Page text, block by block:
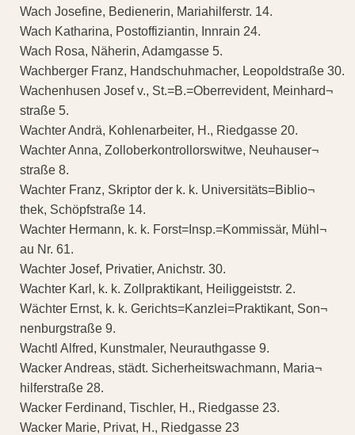
Wach Josefine, Bedienerin, Mariahilferstr. 14.
Wach Katharina, Postoffiziantin, Innrain 24.
Wach Rosa, Näherin, Adamgasse 5.
Wachberger Franz, Handschuhmacher, Leopoldstraße 30.
Wachenhusen Josef v., St.=B.=Oberrevident, Meinhard¬
straße 5.
Wachter Andrä, Kohlenarbeiter, H., Riedgasse 20.
Wachter Anna, Zolloberkontrollorswitwe, Neuhauser¬
straße 8.
Wachter Franz, Skriptor der k. k. Universitäts=Biblio¬
thek, Schöpfstraße 14.
Wachter Hermann, k. k. Forst=Insp.=Kommissär, Mühl¬
au Nr. 61.
Wachter Josef, Privatier, Anichstr. 30.
Wachter Karl, k. k. Zollpraktikant, Heiliggeiststr. 2.
Wächter Ernst, k. k. Gerichts=Kanzlei=Praktikant, Son¬
nenburgstraße 9.
Wachtl Alfred, Kunstmaler, Neurauthgasse 9.
Wacker Andreas, städt. Sicherheitswachmann, Maria¬
hilferstraße 28.
Wacker Ferdinand, Tischler, H., Riedgasse 23.
Wacker Marie, Privat, H., Riedgasse 23